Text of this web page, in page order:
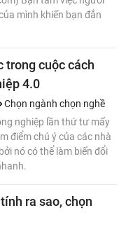
mình khiến bạn đắn
trong cuộc cách
4.0
Chọn ngành chọn nghề
nghiệp lần thứ tư mấy
điểm chú ý của các nhà
nó có thể làm biến đổi
ra sao, chọn